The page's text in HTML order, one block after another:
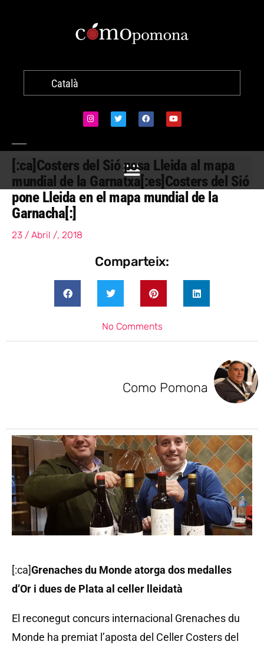
Català
[:ca]Costers del Sió posa Lleida al mapa
mundial de la Garnatxa[:es]Costers del Sió
pone Lleida en el mapa mundial de la
Garnacha[:]
23 / Abril /, 2018
Comparteix:
No Comments
Como Pomona
[:ca]Grenaches du Monde atorga dos medalles
d’Or i dues de Plata al celler lleidatà
El reconegut concurs internacional Grenaches du
Monde ha premiat l’aposta del Celler Costers del